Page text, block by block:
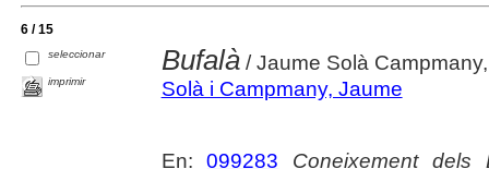
6 / 15
seleccionar
imprimir
Bufalà/ Jaume Solà
Solà i Campmany, Jaume
En:099283
Coneixement dels